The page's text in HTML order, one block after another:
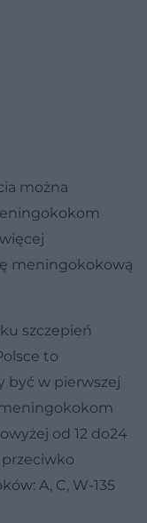
można
meningokokową
szczepień
to
być w pierwszej
od 12 do24
przeciwko
A, C, W-135